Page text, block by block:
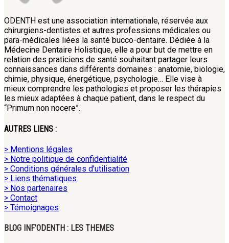
ODENTH est une association internationale, réservée aux
chirurgiens-dentistes et autres professions médicales ou
para-médicales liées la santé bucco-dentaire. Dédiée à la
Médecine Dentaire Holistique, elle a pour but de mettre en
relation des praticiens de santé souhaitant partager leurs
connaissances dans différents domaines : anatomie, biologie,
chimie, physique, énergétique, psychologie… Elle vise à
mieux comprendre les pathologies et proposer les thérapies
les mieux adaptées à chaque patient, dans le respect du
“Primum non nocere”.
AUTRES LIENS :
> Mentions légales
> Notre politique de confidentialité
> Conditions générales d’utilisation
> Liens thématiques
> Nos partenaires
> Contact
> Témoignages
BLOG INF’ODENTH : LES THEMES